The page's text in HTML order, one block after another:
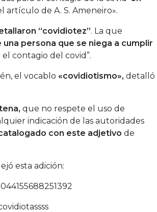
artículo de A. S. Ameneiro».
“covidiotez”. La que
persona que se niega a cumplir
contagio del covid”.
el vocablo «covidiotismo», detalló
que no respete el uso de
indicación de las autoridades
con este adjetivo de
esta adición: